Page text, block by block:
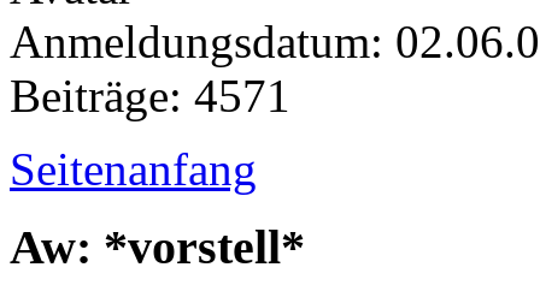
Anmeldungsdatum:
Beiträge: 4571
Seitenanfang
Aw: *vorstell*